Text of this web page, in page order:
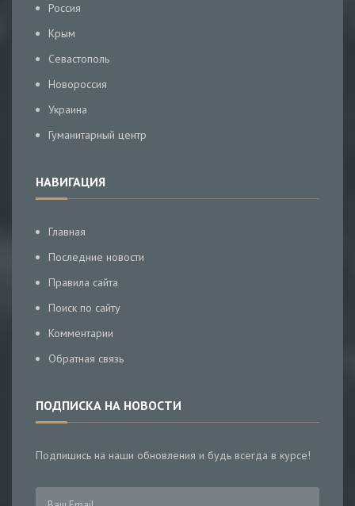
Россия
Крым
Севастополь
Новороссия
Украина
Гуманитарный центр
НАВИГАЦИЯ
Главная
Последние новости
Правила сайта
Поиск по сайту
Комментарии
Обратная связь
ПОДПИСКА НА НОВОСТИ
Подпишись на наши обновления и будь всегда в курсе!